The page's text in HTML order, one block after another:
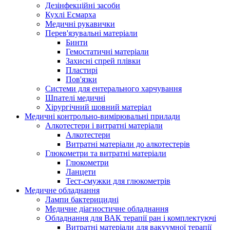
Дезінфекційні засоби
Кухлі Есмарха
Медичні рукавички
Перев'язувальні матеріали
Бинти
Гемостатичні матеріали
Захисні спрей плівки
Пластирі
Пов'язки
Системи для ентерального харчування
Шпателі медичні
Хірургічний шовний матеріал
Медичні контрольно-вимірювальні прилади
Алкотестери і витратні матеріали
Алкотестери
Витратні матеріали до алкотестерів
Глюкометри та витратні матеріали
Глюкометри
Ланцети
Тест-смужки для глюкометрів
Медичне обладнання
Лампи бактерицидні
Медичне діагностичне обладнання
Обладнання для ВАК терапії ран і комплектуючі
Витратні матеріали для вакуумної терапії